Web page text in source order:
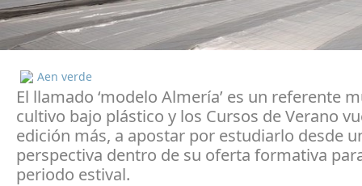
Aen verde
El llamado ‘modelo Almería’ es un referente
cultivo bajo plástico y los Cursos de Verano
edición más, a apostar por estudiarlo desde
perspectiva dentro de su oferta formativa
periodo estival.